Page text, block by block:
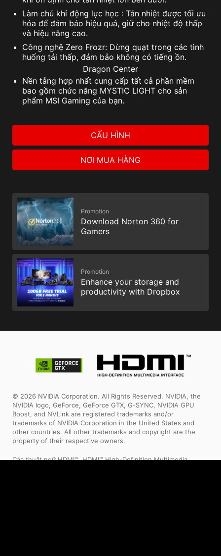
Làm chủ khí động lực học : Tản nhiệt được tối ưu
hóa để đảm bảo hiệu quả, giữ cho nhiệt độ thấp
và hiệu năng cao.
Công nghệ Zero Frozr: Dừng quạt trong các tình
huống tải thấp, đảm bảo không có tiếng ồn.
Dragon Center
Nền tảng hợp nhất cung cấp tất cả phần mềm
bao gồm chức năng MYSTIC LIGHT cho sản
phẩm MSI Gaming của bạn.
CẤU HÌNH
NƠI MUA HÀNG
Promotion
Download Norton 360 for
Gamers
Promotion
Enhance your storage and
productivity with Dropbox
© 2026 NVIDIA Corporation. All Rights Reserved. NVIDIA, the
NVIDIA logo, GeForce, GeForce GTX, G-SYNC, NVIDIA GPU
Boost, and NVLink are registered trademarks and/or
trademarks of NVIDIA Corporation in the United States and
other countries. All other trademarks and copyright are the
property of their respective owners.
Các thuật ngữ HDMI™, HDMI™ High-Definition Multimedia